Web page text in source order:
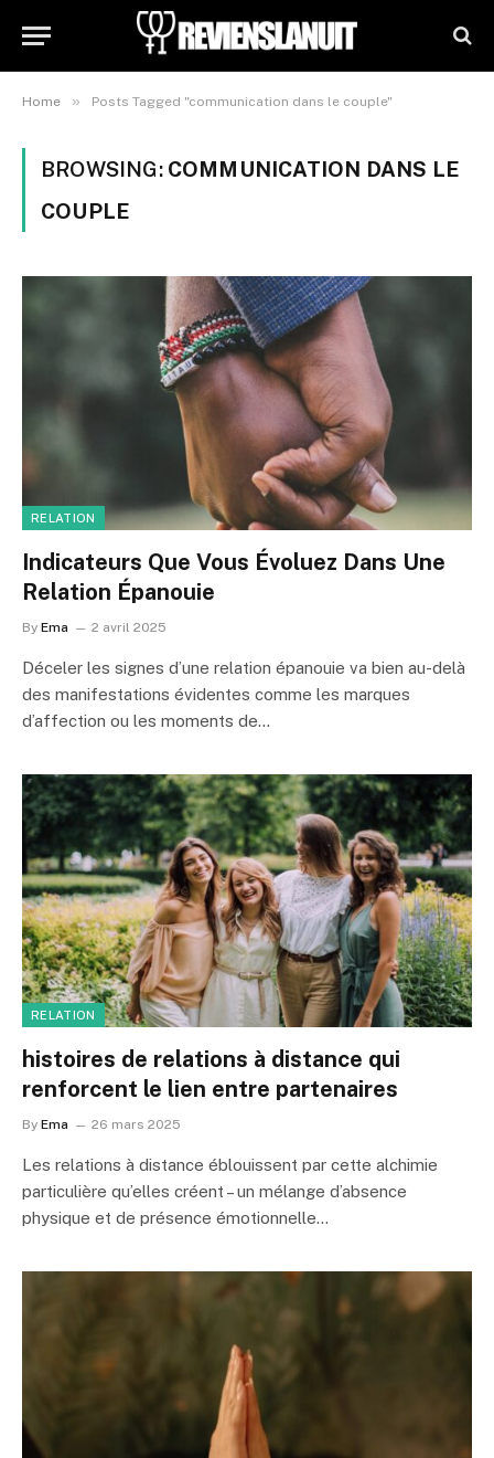
Home » Posts Tagged "communication dans le couple"
BROWSING: COMMUNICATION DANS LE
COUPLE
RELATION
Indicateurs Que Vous Évoluez Dans Une
Relation Épanouie
By Ema 2 avril 2025
Déceler les signes d’une relation épanouie va bien au-delà
des manifestations évidentes comme les marques
d’affection ou les moments de…
RELATION
histoires de relations à distance qui
renforcent le lien entre partenaires
By Ema 26 mars 2025
Les relations à distance éblouissent par cette alchimie
particulière qu’elles créent – un mélange d’absence
physique et de présence émotionnelle…